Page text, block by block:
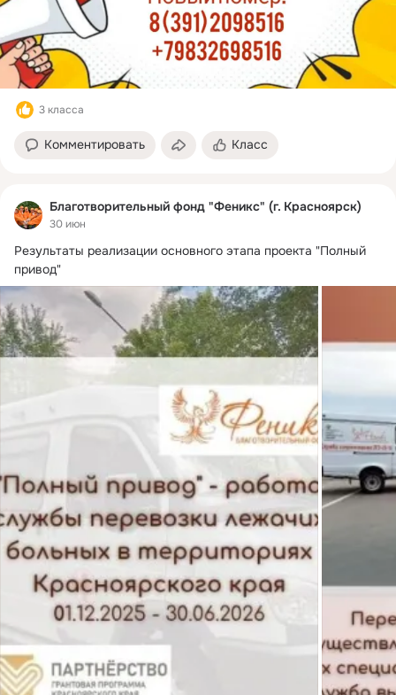
3 класса
Комментировать Класс
Благотворительный фонд "Феникс" (г. Красноярск)
30 июн
Результаты реализации основного этапа проекта "Полный
привод"